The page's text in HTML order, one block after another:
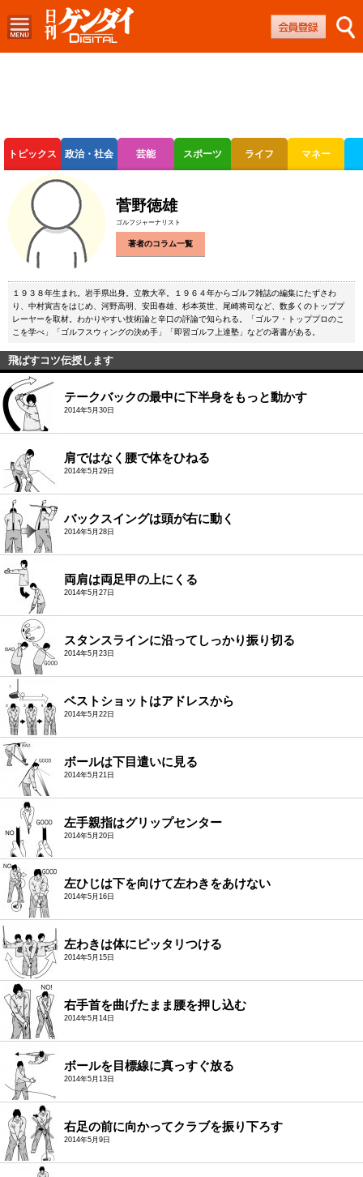
トピックス 政治・社会 芸能 スポーツ ライフ マネー
ボートレース
菅野徳雄
ゴルフジャーナリスト
著者のコラム一覧
１９３８年生まれ。岩手県出身。立教大卒。１９６４年からゴルフ雑誌の編集にたずさわ
り、中村寅吉をはじめ、河野高明、安田春雄、杉本英世、尾崎将司など、数多くのトッププ
レーヤーを取材。わかりやすい技術論と辛口の評論で知られる。「ゴルフ・トッププロのこ
こを学べ」「ゴルフスウィングの決め手」「即習ゴルフ上達塾」などの著書がある。
飛ばすコツ伝授します
テークバックの最中に下半身をもっと動かす
2014年5月30日
肩ではなく腰で体をひねる
2014年5月29日
バックスイングは頭が右に動く
2014年5月28日
両肩は両足甲の上にくる
2014年5月27日
スタンスラインに沿ってしっかり振り切る
2014年5月23日
ベストショットはアドレスから
2014年5月22日
ボールは下目遣いに見る
2014年5月21日
左手親指はグリップセンター
2014年5月20日
左ひじは下を向けて左わきをあけない
2014年5月16日
左わきは体にピッタリつける
2014年5月15日
右手首を曲げたまま腰を押し込む
2014年5月14日
ボールを目標線に真っすぐ放る
2014年5月13日
右足の前に向かってクラブを振り下ろす
2014年5月9日